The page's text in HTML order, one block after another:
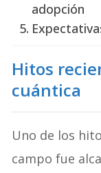
adopción
Hitos
cuántica
Uno de los
campo fue